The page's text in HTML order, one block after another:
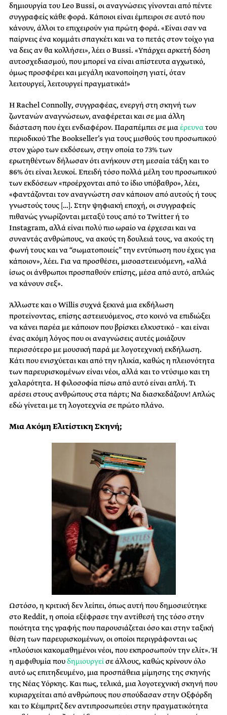
δημιουργία του Leo Bussi, οι αναγνώσεις γίνονται από πέντε
συγγραφείς κάθε φορά. Κάποιοι είναι έμπειροι σε αυτό που
κάνουν, άλλοι το επιχειρούν για πρώτη φορά. «Είναι σαν να
παίρνεις ένα κομμάτι σπαγκέτι και να το πετάς στον τοίχο για
να δεις αν θα κολλήσει», λέει ο Bussi. «Υπάρχει αρκετή δόση
αυτοσχεδιασμού, που μπορεί να είναι απίστευτα αγχωτικό,
όμως προσφέρει και μεγάλη ικανοποίηση γιατί, όταν
λειτουργεί, λειτουργεί πραγματικά!»
Η Rachel Connolly, συγγραφέας, ενεργή στη σκηνή των
ζωντανών αναγνώσεων, αναφέρεται και σε μια άλλη
διάσταση που έχει ενδιαφέρον. Παραπέμπει σε μιαέρευνατου
περιοδικού The Bookseller’s για τους μισθούς του προσωπικού
στον χώρο των εκδόσεων, στην οποία το 73% των
ερωτηθέντων δήλωσαν ότι ανήκουν στη μεσαία τάξη και το
86% ότι είναι λευκοί. Επειδή τόσο πολλά μέλη του προσωπικού
των εκδόσεων «προέρχονται από το ίδιο υπόβαθρο», λέει,
«φαντάζονται τον αναγνώστη σαν κάποιον από αυτούς ή τους
γνωστούς τους […]. Στην ψηφιακή εποχή, οι συγγραφείς
πιθανώς γνωρίζονται μεταξύ τους από το Twitter ή το
Instagram, αλλά είναι πολύ πιο ωραίο να έρχεσαι και να
συναντάς ανθρώπους, να ακούς τη δουλειά τους, να ακούς τη
φωνή τους και να “σωματοποιείς” την εντύπωση που έχεις για
κάποιον», λέει. Για να προσθέσει, μισοαστειευόμενη, «αλλά
ίσως οι άνθρωποι προσπαθούν επίσης, μέσα από αυτό, απλώς
να κάνουν σεξ».
Άλλωστε και ο Willis συχνά ξεκινά μια εκδήλωση
προτείνοντας, επίσης αστειευόμενος, στο κοινό να επιδιώξει
να κάνει παρέα με κάποιον που βρίσκει ελκυστικό – και είναι
ένας ακόμη λόγος που οι αναγνώσεις αυτές μοιάζουν
περισσότερο με μουσική παρά με λογοτεχνική εκδήλωση.
Κάτι που ενισχύεται και από την ηλικία, καθώς η πλειονότητα
των παρευρισκομένων είναι νέοι, αλλά και το ντύσιμο και τη
χαλαρότητα. Η φιλοσοφία πίσω από αυτό είναι απλή. Τι
αρέσει στους ανθρώπους στα πάρτι; Να διασκεδάζουν! Απλώς
εδώ γίνεται με τη λογοτεχνία σε πρώτο πλάνο.
Μια Ακόμη Ελιτίστικη Σκηνή;
Ωστόσο, η κριτική δεν λείπει, όπως αυτή που δημοσιεύτηκε
στο Reddit, η οποία εξέφρασε την αντίθεσή της τόσο στην
ποιότητα της γραφής που παρουσιάζεται όσο και στην ταξική
θέση των παρευρισκομένων, οι οποίοι περιγράφονται ως
«πλούσιοι κακομαθημένοι νέοι, που εκπροσωπούν την ελίτ». Ή
η αμφιθυμία πουδημιουργείσε άλλους, καθώς κρίνουν όλο
αυτό ως επιτηδευμένο, μια προσπάθεια μίμησης της σκηνής
της Νέας Υόρκης. Και πως, τελικά, μια λογοτεχνική σκηνή που
κυριαρχείται από ανθρώπους που σπούδασαν στην Οξφόρδη
και το Κέιμπριτζ δεν αντιπροσωπεύει στην πραγματικότητα